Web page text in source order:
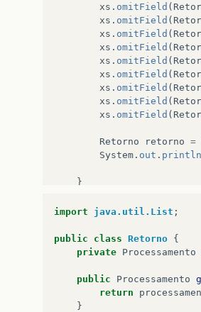
xs . omitField (
xs . omitField (
xs . omitField (
xs . omitField (
xs . omitField (
xs . omitField (
xs . omitField (
xs . omitField (
xs . omitField (
Retorno retorno =
System . out . println
}
}import java.util.List ;
public class Retorno {
private Processamento
public Processamento
return
}